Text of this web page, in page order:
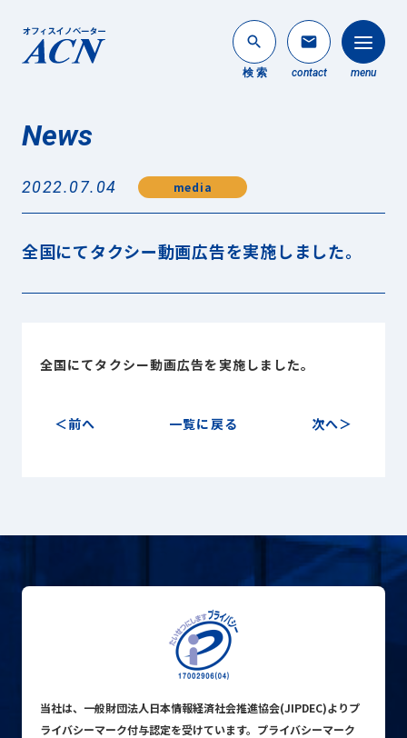
search
検 索
mail
contact menu
法人のお客様
個人のお客様
About ACN
ACNについて
News
最新情報
Sustainability
サステナビリティ
商談中のお客様
News
2022.07.04 media
全国にてタクシー動画広告を実施しました。
全国にてタクシー動画広告を実施しました。
前へ 一覧に戻る 次へ
当社は、一般財団法人日本情報経済社会推進協会(JIPDEC)よりプ
ライバシーマーク付与認定を受けています。プライバシーマーク